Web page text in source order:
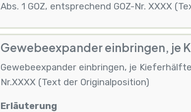
Abs. 1 GOZ, entsprechend GOZ-Nr. XXXX
Gewebeexpander einbringen, je
Gewebeexpander einbringen, je
Nr.XXXX (Text der Originalposition)
Erläuterung